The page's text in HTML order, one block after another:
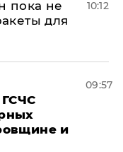
пока не
для
10:12
и
09:57